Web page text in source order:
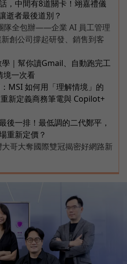
，中間有8道關卡！翊嘉禮儀
逝者最後道別？
隊全包辦——企業 AI 員工管理
創公司撐起研發、銷售到客
｜幫你讀Gmail、自動跑完工
境一次看
MSI 如何用「理解情境」的
新定義商務筆電與 Copilot+
後一排！最低調的二代鄭平，
重新定價？
哥大奪國際雙冠揭密好網路新